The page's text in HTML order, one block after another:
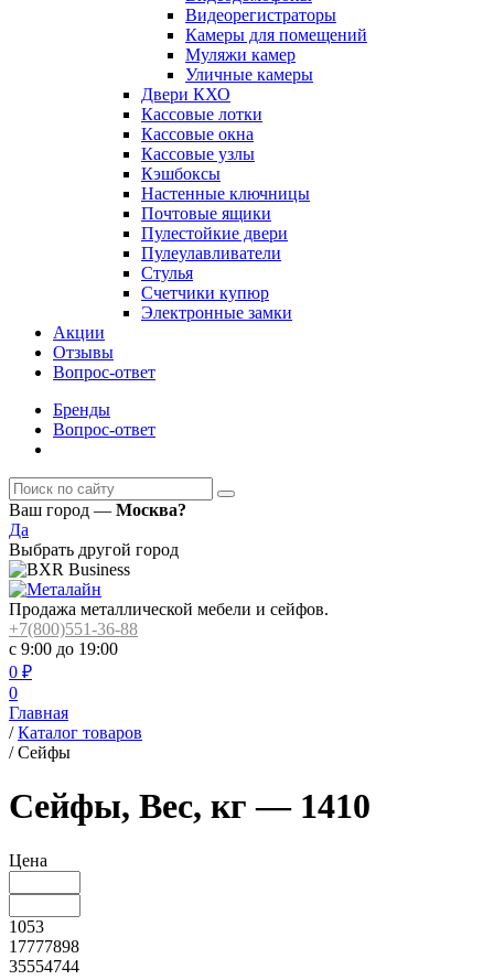
Видеорегистраторы
Камеры для помещений
Муляжи камер
Уличные камеры
Двери КХО
Кассовые лотки
Кассовые окна
Кассовые узлы
Кэшбоксы
Настенные ключницы
Почтовые ящики
Пулестойкие двери
Пулеулавливатели
Стулья
Счетчики купюр
Электронные замки
Акции
Отзывы
Вопрос-ответ
Бренды
Вопрос-ответ
Ваш город — Москва?
Да
Выбрать другой город
Продажа металлической мебели и сейфов.
+7(800)551-36-88
с 9:00 до 19:00
0 ₽
0
Главная
/ Каталог товаров
/ Сейфы
Сейфы, Вес, кг — 1410
Цена
1053
17777898
35554744